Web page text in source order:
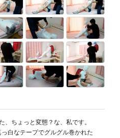
、ちょっと変態？な、私です。
白なテープでグルグル巻かれた